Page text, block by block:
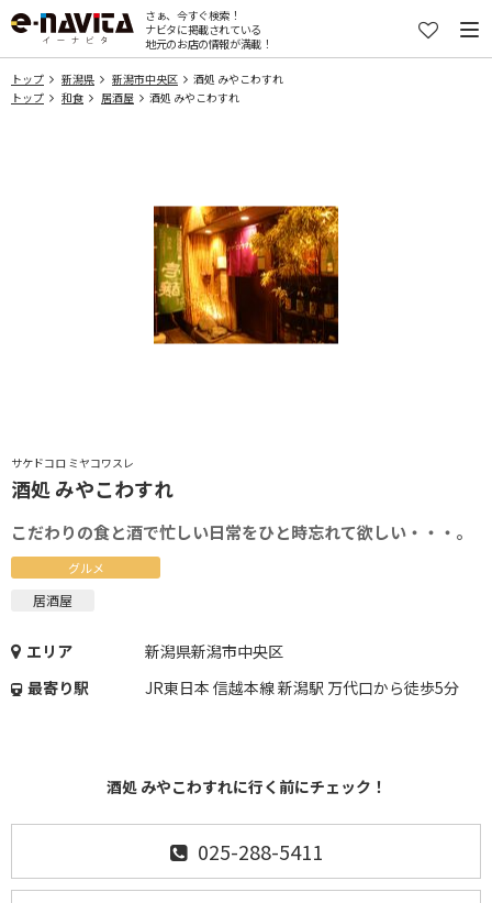
さぁ、今すぐ検索！
ナビタに掲載されている
地元のお店の情報が満載！
トップ 新潟県 新潟市中央区
酒処 みやこわすれ
トップ
和食 居酒屋 酒処 みやこわすれ
サケドコロ ミヤコワスレ
酒処 みやこわすれ
こだわりの食と酒で忙しい日常をひと時忘れて欲しい・・・。
グルメ
居酒屋
エリア
新潟県新潟市中央区
最寄り駅
JR東日本 信越本線 新潟駅 万代口から徒歩5分
酒処 みやこわすれに行く前にチェック！
025-288-5411